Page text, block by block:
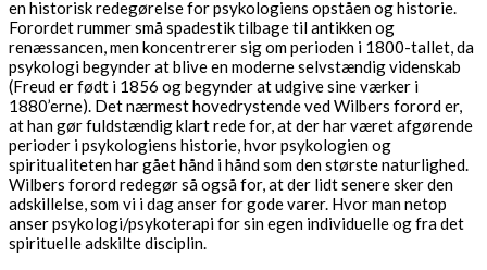
en historisk redegørelse for psykologiens opståen og historie.
Forordet rummer små spadestik tilbage til antikken og
renæssancen, men koncentrerer sig om perioden i 1800-tallet, da
psykologi begynder at blive en moderne selvstændig videnskab
(Freud er født i 1856 og begynder at udgive sine værker i
1880’erne). Det nærmest hovedrystende ved Wilbers forord er,
at han gør fuldstændig klart rede for, at der har været afgørende
perioder i psykologiens historie, hvor psykologien og
spiritualiteten har gået hånd i hånd som den største naturlighed.
Wilbers forord redegør så også for, at der lidt senere sker den
adskillelse, som vi i dag anser for gode varer. Hvor man netop
anser psykologi/psykoterapi for sin egen individuelle og fra det
spirituelle adskilte disciplin.